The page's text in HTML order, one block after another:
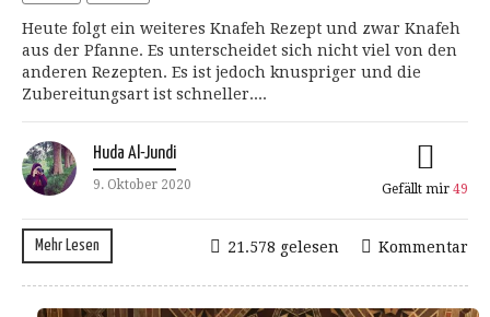
Heute folgt ein weiteres Knafeh Rezept und zwar Knafeh
aus der Pfanne. Es unterscheidet sich nicht viel von den
anderen Rezepten. Es ist jedoch knuspriger und die
Zubereitungsart ist schneller....
Huda Al-Jundi
9. Oktober 2020 Gefällt mir 49
Mehr Lesen Kommentar
21.578 gelesen